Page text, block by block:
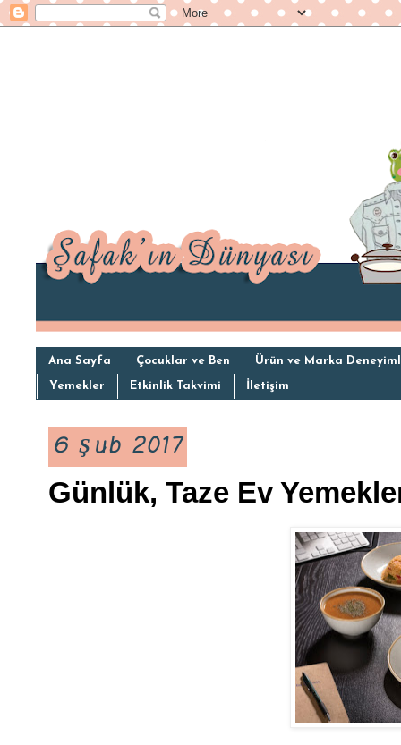
Ana Sayfa Çocuklar ve Ben Ürün ve Marka
Yemekler Etkinlik Takvimi İletişim
6 Şub 2017
Günlük, Taze Ev